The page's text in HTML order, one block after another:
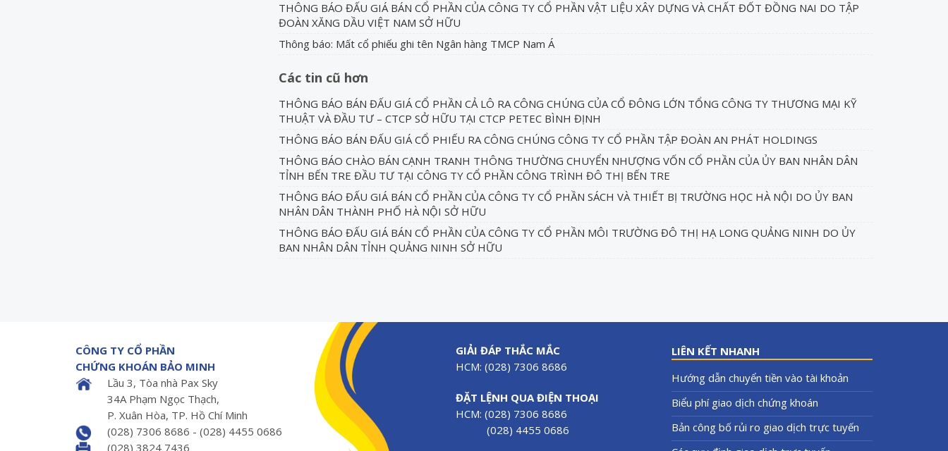
THÔNG BÁO ĐẤU GIÁ BÁN CỔ PHẦN CỦA CÔNG TY CỔ PHẦN VẬT LIỆU XÂY DỰNG VÀ CHẤT ĐỐT ĐỒNG NAI DO TẬP
ĐOÀN XĂNG DẦU VIỆT NAM SỞ HỮU
Thông báo: Mất cổ phiếu ghi tên Ngân hàng TMCP Nam Á
Các tin cũ hơn
THÔNG BÁO BÁN ĐẤU GIÁ CỔ PHẦN CẢ LÔ RA CÔNG CHÚNG CỦA CỔ ĐÔNG LỚN TỔNG CÔNG TY THƯƠNG MẠI KỸ
THUẬT VÀ ĐẦU TƯ – CTCP SỞ HỮU TẠI CTCP PETEC BÌNH ĐỊNH
THÔNG BÁO BÁN ĐẤU GIÁ CỔ PHIẾU RA CÔNG CHÚNG CÔNG TY CỔ PHẦN TẬP ĐOÀN AN PHÁT HOLDINGS
THÔNG BÁO CHÀO BÁN CẠNH TRANH THÔNG THƯỜNG CHUYỂN NHƯỢNG VỐN CỔ PHẦN CỦA ỦY BAN NHÂN DÂN
TỈNH BẾN TRE ĐẦU TƯ TẠI CÔNG TY CỔ PHẦN CÔNG TRÌNH ĐÔ THỊ BẾN TRE
THÔNG BÁO ĐẤU GIÁ BÁN CỔ PHẦN CỦA CÔNG TY CỔ PHẦN SÁCH VÀ THIẾT BỊ TRƯỜNG HỌC HÀ NỘI DO ỦY BAN
NHÂN DÂN THÀNH PHỐ HÀ NỘI SỞ HỮU
THÔNG BÁO ĐẤU GIÁ BÁN CỔ PHẦN CỦA CÔNG TY CỔ PHẦN MÔI TRƯỜNG ĐÔ THỊ HẠ LONG QUẢNG NINH DO ỦY
BAN NHÂN DÂN TỈNH QUẢNG NINH SỞ HỮU
CÔNG TY CỔ PHẦN
CHỨNG KHOÁN BẢO MINH
Lầu 3, Tòa nhà Pax Sky
34A Phạm Ngọc Thạch,
P. Xuân Hòa, TP. Hồ Chí Minh
(028) 7306 8686 - (028) 4455 0686
(028) 3824 7436
GIẢI ĐÁP THẮC MẮC
HCM: (028) 7306 8686
ĐẶT LỆNH QUA ĐIỆN THOẠI
HCM: (028) 7306 8686
(028) 4455 0686
LIÊN KẾT NHANH
Hướng dẫn chuyển tiền vào tài khoản
Biểu phí giao dịch chứng khoán
Bản công bố rủi ro giao dịch trực tuyến